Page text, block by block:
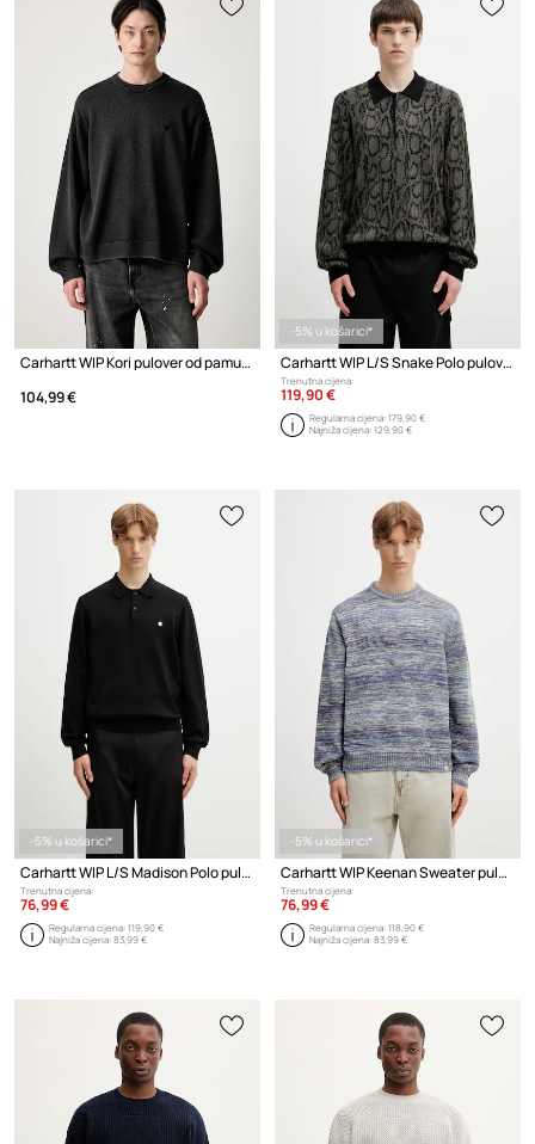
Carhartt WIP Kori pulover od pamuka za muškarce
104,99 €
-5% u košarici*
Carhartt WIP L/S Snake Polo pulover za muškarce
Trenutna cijena:
119,90 €
Regularna cijena:179,90 €
Najniža cijena:129,90 €
-5% u košarici*
Carhartt WIP L/S Madison Polo pulover od pamuka za muškarce
Trenutna cijena:
76,99 €
Regularna cijena:119,90 €
Najniža cijena:83,99 €
-5% u košarici*
Carhartt WIP Keenan Sweater pulover od pamuka za muškarce
Trenutna cijena:
76,99 €
Regularna cijena:118,90 €
Najniža cijena:83,99 €